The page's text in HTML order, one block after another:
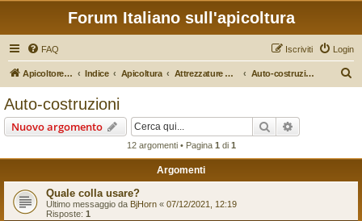
Forum Italiano sull'apicoltura
FAQ Login
Iscriviti
Apicoltore Moderno Indice Apicoltura Attrezzature Apistiche Auto-costruzioni
Auto-costruzioni
Nuovo argomento Cerca
12 argomenti • Pagina 1 di 1
Argomenti
Quale colla usare?
Ultimo messaggio da BjHorn « 07/12/2021, 12:19
Risposte: 1